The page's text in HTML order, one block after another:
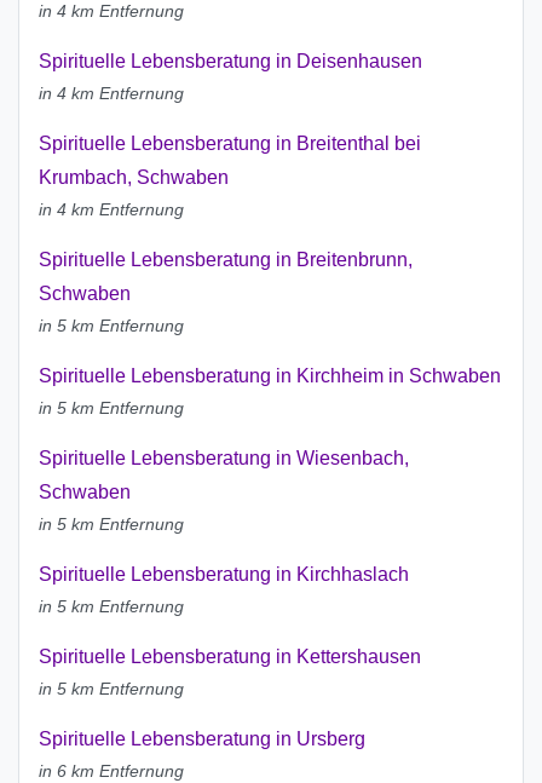
in 4 km Entfernung
Spirituelle Lebensberatung in Deisenhausen
in 4 km Entfernung
Spirituelle Lebensberatung in Breitenthal bei
Krumbach, Schwaben
in 4 km Entfernung
Spirituelle Lebensberatung in Breitenbrunn,
Schwaben
in 5 km Entfernung
Spirituelle Lebensberatung in Kirchheim in Schwaben
in 5 km Entfernung
Spirituelle Lebensberatung in Wiesenbach,
Schwaben
in 5 km Entfernung
Spirituelle Lebensberatung in Kirchhaslach
in 5 km Entfernung
Spirituelle Lebensberatung in Kettershausen
in 5 km Entfernung
Spirituelle Lebensberatung in Ursberg
in 6 km Entfernung